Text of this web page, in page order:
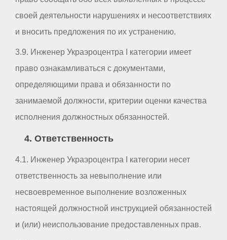
своей деятельности нарушениях и несоответствиях
и вносить предложения по их устранению.
3.9. Инженер Украэроцентра I категории имеет
право ознакамливаться с документами,
определяющими права и обязанности по
занимаемой должности, критерии оценки качества
исполнения должностных обязанностей.
4. Ответственность
4.1. Инженер Украэроцентра I категории несет
ответственность за невыполнение или
несвоевременное выполнение возложенных
настоящей должностной инструкцией обязанностей
и (или) неиспользование предоставленных прав.